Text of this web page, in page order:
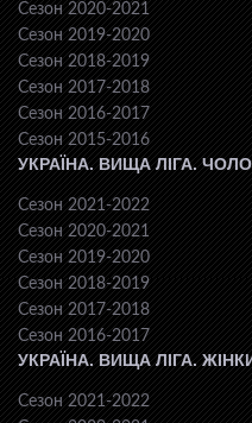
Сезон 2020-2021
Сезон 2019-2020
Сезон 2018-2019
Сезон 2017-2018
Сезон 2016-2017
Сезон 2015-2016
УКРАЇНА. ВИЩА ЛІГА.
Сезон 2021-2022
Сезон 2020-2021
Сезон 2019-2020
Сезон 2018-2019
Сезон 2017-2018
Сезон 2016-2017
УКРАЇНА. ВИЩА ЛІГА.
Сезон 2021-2022